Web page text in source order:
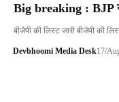
Big breaking : BJP
बीजेपी की लिस्ट जारी बीजेपी की
Devbhoomi Media Desk17/